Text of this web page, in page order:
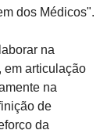
dos Médicos".
na
em articulação
na
de
da